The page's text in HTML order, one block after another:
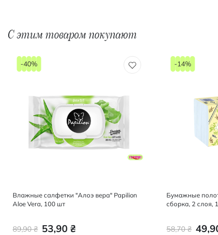
С этим товаром покупают
Влажные салфетки "Алоэ вера" Papilion
Aloe Vera, 100 шт
53,90 ₴
89,90 ₴
-40%
Бумажные
сборка, 2 слоя,
58,70 ₴
-14%